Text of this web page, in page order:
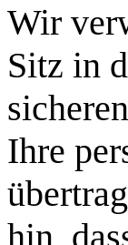
Wir
Sitz in
Ihre
hin,